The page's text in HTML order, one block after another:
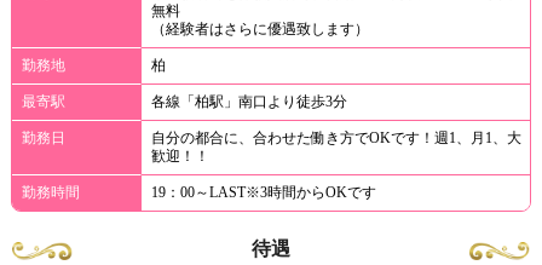
無料
（経験者はさらに優遇致します）
勤務地 柏
最寄駅 各線「柏駅」南口より徒歩3分
勤務日
自分の都合に、合わせた働き方でOKです！週1、月1、大
歓迎！！
勤務時間 19：00～LAST※3時間からOKです
待遇